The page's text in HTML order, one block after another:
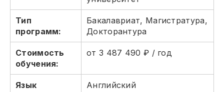
Тип
программ:
Бакалавриат, Магистратура,
Докторантура
Стоимость
обучения:
от 3 487 490 ₽ / год
Язык
Английский